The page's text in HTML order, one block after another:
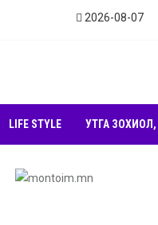
2026-08-07
LIFE STYLE УТГА ЗОХИОЛ,